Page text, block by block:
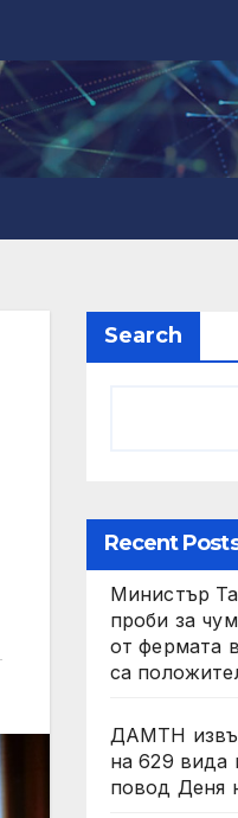
Search
Recent
Министър
проби за
от фермата
са
ДАМТН
на 629 вида
повод Деня